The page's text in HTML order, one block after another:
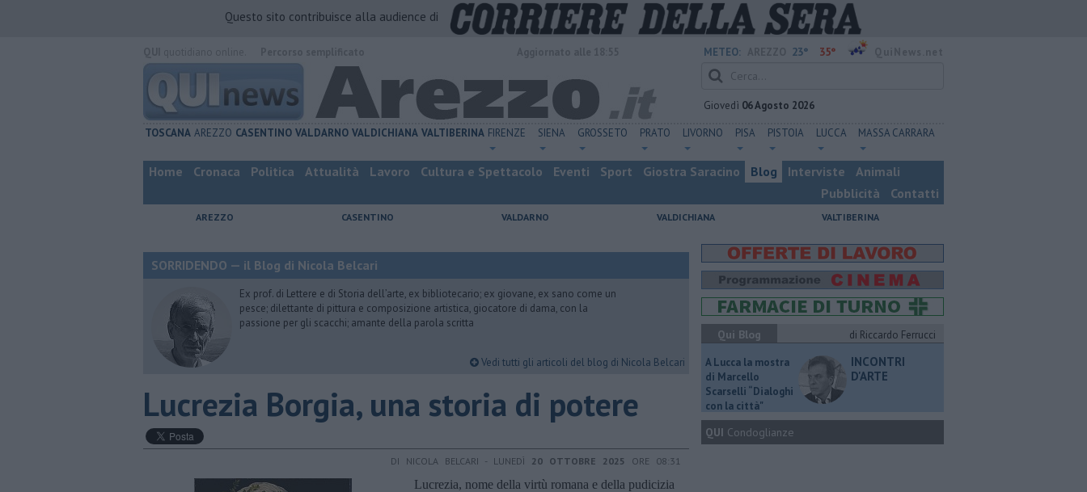
Questo sito contribuisce alla audience di
METEO: 23° 35°
Giovedì 06 Agosto 2026
TOSCANA AREZZO CASENTINO VALDARNO VALDICHIANA VALTIBERINA FIRENZE SIENA GROSSETO PRATO LIVORNO PISA PISTOIA LUCCA MASSA CARRARA
Home Cronaca Politica Attualità Lavoro Cultura e Spettacolo Eventi Sport Giostra Saracino Blog Interviste
Animali
Pubblicità
Contatti
AREZZO CASENTINO VALDARNO VALDICHIANA VALTIBERINA
SORRIDENDO — il Blog di Nicola Belcari
Ex prof. di Lettere e di Storia dell’arte, ex bibliotecario; ex giovane, ex sano come un
pesce; dilettante di pittura e composizione artistica, giocatore di dama, con la
passione per gli scacchi; amante della parola scritta
Vedi tutti gli articoli del blog di Nicola Belcari
​Lucrezia Borgia, una storia di potere
DI NICOLA BELCARI - LUNEDÌ 20 OTTOBRE 2025 ORE 08:31
Lucrezia, nome della virtù romana e della pudicizia
Qui Blog
di Riccardo Ferrucci
A Lucca la mostra
di Marcello
Scarselli “Dialoghi
con la città"
INCONTRI
D'ARTE
QUI Condoglianze